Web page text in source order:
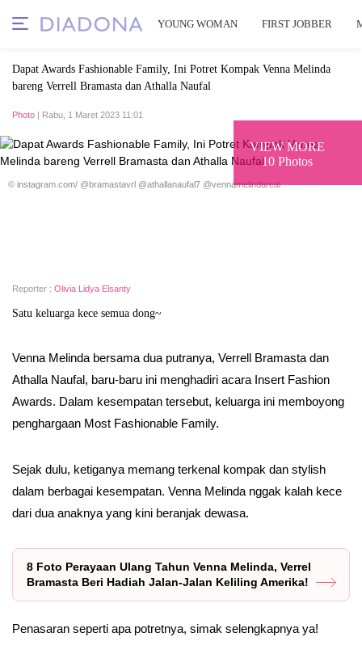
YOUNG WOMAN FIRST JOBBER
Dapat Awards Fashionable Family, Ini Potret Kompak Venna Melinda
bareng Verrell Bramasta dan Athalla Naufal
Photo | Rabu, 1 Maret 2023 11:01
VIEW MORE
10 Photos
© instagram.com/ @bramastavrl @athallanaufal7 @vennamelindareal
Reporter : Olivia Lidya Elsanty
Satu keluarga kece semua dong~
Venna Melinda bersama dua putranya, Verrell Bramasta dan
Athalla Naufal, baru-baru ini menghadiri acara Insert Fashion
Awards. Dalam kesempatan tersebut, keluarga ini memboyong
penghargaan Most Fashionable Family.
Sejak dulu, ketiganya memang terkenal kompak dan stylish
dalam berbagai kesempatan. Venna Melinda nggak kalah kece
dari dua anaknya yang kini beranjak dewasa.
8 Foto Perayaan Ulang Tahun Venna Melinda, Verrel
Bramasta Beri Hadiah Jalan-Jalan Keliling Amerika!
Penasaran seperti apa potretnya, simak selengkapnya ya!